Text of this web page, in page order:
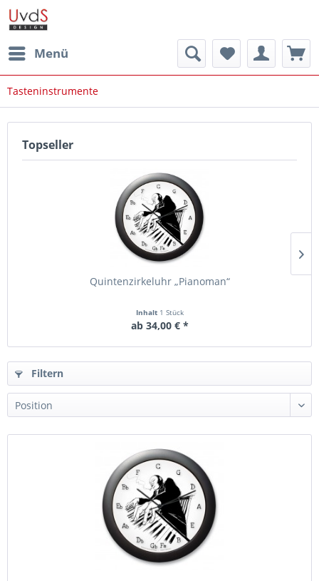
Menü
Tasteninstrumente
Topseller
Quintenzirkeluhr „Pianoman“
Inhalt 1 Stück
ab 34,00 € *
Filtern